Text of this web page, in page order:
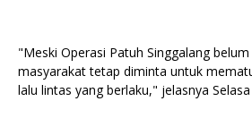
"Meski Operasi Patuh Singgalang
masyarakat tetap diminta untuk
lalu lintas yang berlaku," jelasnya